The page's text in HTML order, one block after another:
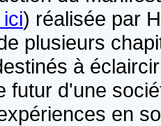
) réalisée par
plusieurs
à
futur d'une
en